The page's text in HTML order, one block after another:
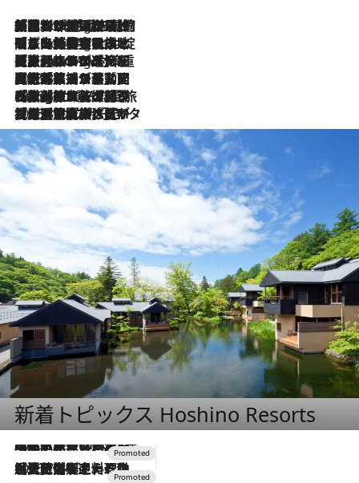
1 Hour Ago
「荷物が増えるほど旅ストレスは増す」美容ジャーナリストがたどり着いた最終結論。“化粧品を劇的に減らす”感動の凝縮美容とは
1 Hour Ago
「旅先には金髪ウィッグを持参」日本と同じメイクでは損してる!? 美容ジャーナリストが提案する“掟破りの旅美容”とは
1 Hour Ago
【厳選旅コスメ】「身軽さ＆UV対策重視！」ヘアアーティストshucoが選んだ夏旅ベストコスメを発表【Mサイズジップ】
2026.8.5
【厳選旅コスメ】国内をあちこち移動する河井菜摘が選んだ夏旅ベストコスメ発表！「リラックスアイテムはマスト」【Mサイズジップ】
2026.8.4
【厳選旅コスメ】「紫外線＆乾燥対策しながらメイク感も！」ヘア＆メイクGeorgeが選んだ夏旅ベストコスメを発表！【Mサイズジップ】
2026.8.3
【厳選旅コスメ】「保湿もタイパ重視！」“サウナ好き”タレント清水みさとが愛用する夏旅ベストコスメを発表！【Mサイズジップ】
新着トピックス Hoshino Resorts
2026.7.31
【ホテル帰省】という選択肢をOMOが提案。家族とほどよい距離を保つには「昼は実家、夜は気兼ねなくホテルで！」
2026.7.24
【夏限定ディナーコース】旬を迎える稚鮎や花ズッキーニなどをイタリア・トスカーナの郷土料理の手法で満喫！